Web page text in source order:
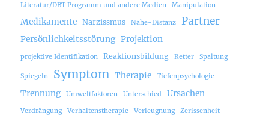
Literatur/DBT Programm und andere Medien Manipulation
Medikamente Narzissmus Nähe-Distanz Partner
Persönlichkeitsstörung Projektion
projektive Identifikation Reaktionsbildung Retter Spaltung
Spiegeln Symptom Therapie Tiefenpsychologie
Trennung Umweltfaktoren Unterschied Ursachen
Verdrängung Verhaltenstherapie Verleugnung Zerissenheit